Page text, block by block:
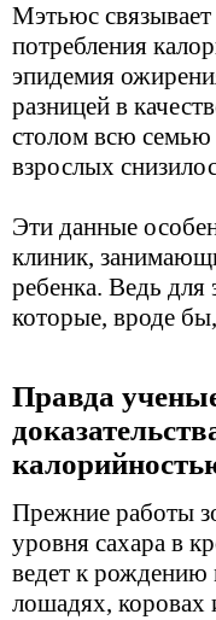
Мэтьюс
потребления
эпидемия
разницей в
столом всю
взрослых
Эти данные
клиник,
ребенка. Ведь
которые, вроде
Правда
Прежние работы
уровня сахара в
ведет к рождению
лошадях, коровах